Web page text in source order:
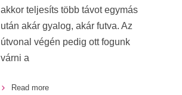
akkor teljesíts több távot egymás
után akár gyalog, akár futva. Az
útvonal végén pedig ott fogunk
várni a
Read more